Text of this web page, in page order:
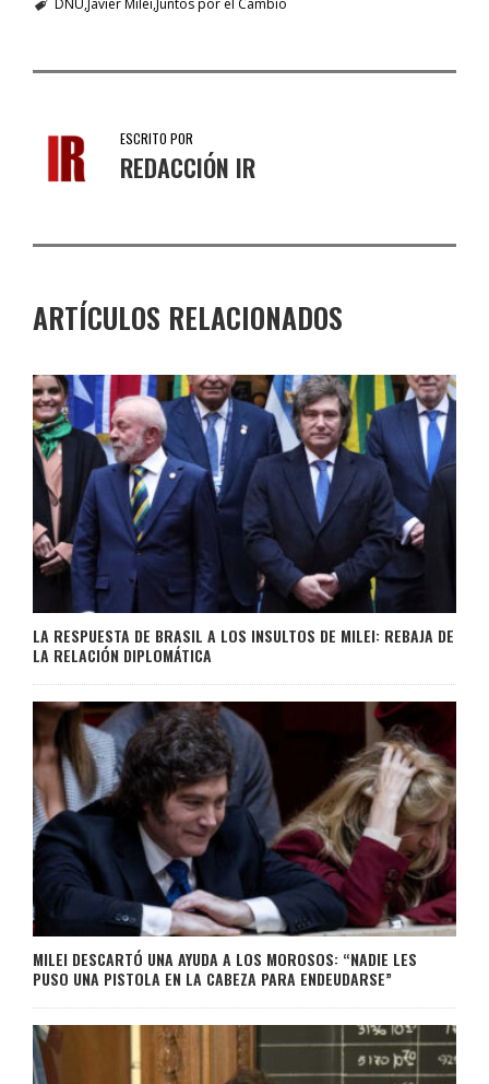
DNU Javier Milei Juntos por el Cambio
ESCRITO POR
REDACCIÓN IR
ARTÍCULOS RELACIONADOS
LA RESPUESTA DE BRASIL A LOS INSULTOS DE MILEI: REBAJA DE
LA RELACIÓN DIPLOMÁTICA
MILEI DESCARTÓ UNA AYUDA A LOS MOROSOS: “NADIE LES
PUSO UNA PISTOLA EN LA CABEZA PARA ENDEUDARSE”